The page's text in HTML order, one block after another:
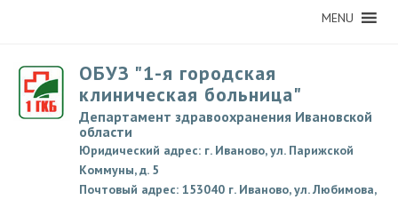
MENU
ОБУЗ "1-я городская
клиническая больница"
Департамент здравоохранения Ивановской
области
Юридический адрес: г. Иваново, ул. Парижской
Коммуны, д. 5
Почтовый адрес: 153040 г. Иваново, ул. Любимова,